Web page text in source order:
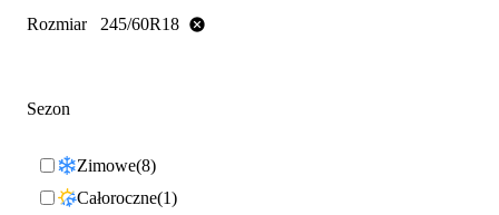
Rozmiar 245/60R18
Sezon
Zimowe 8
Całoroczne 1